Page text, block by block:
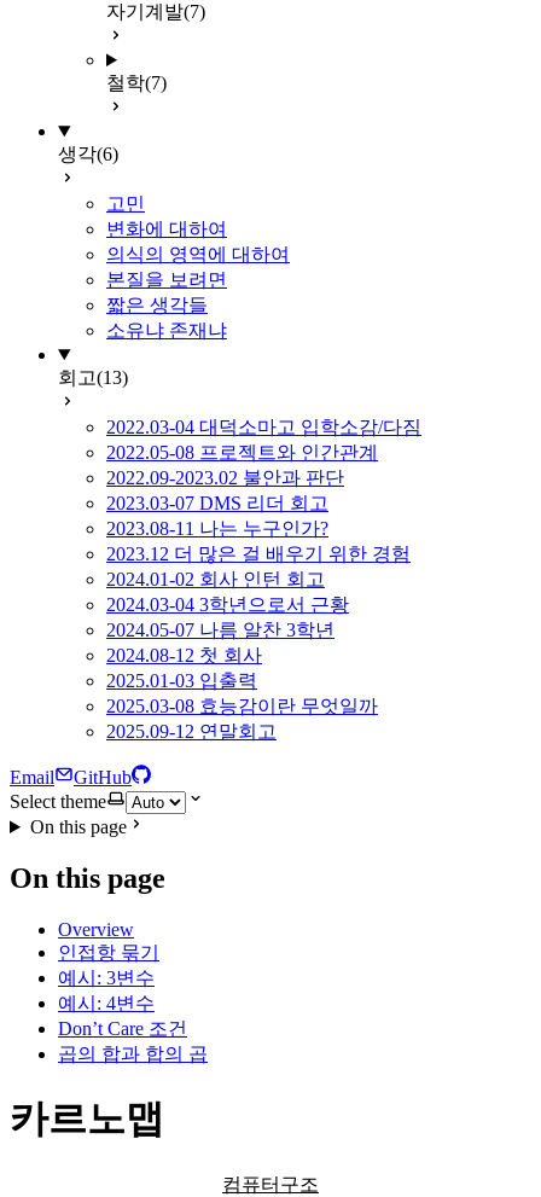
자기계발(7)
철학(7)
생각(6)
고민
변화에 대하여
의식의 영역에 대하여
본질을 보려면
짧은 생각들
소유냐 존재냐
회고(13)
2022.03-04 대덕소마고 입학소감/다짐
2022.05-08 프로젝트와 인간관계
2022.09-2023.02 불안과 판단
2023.03-07 DMS 리더 회고
2023.08-11 나는 누구인가?
2023.12 더 많은 걸 배우기 위한 경험
2024.01-02 회사 인턴 회고
2024.03-04 3학년으로서 근황
2024.05-07 나름 알찬 3학년
2024.08-12 첫 회사
2025.01-03 입출력
2025.03-08 효능감이란 무엇일까
2025.09-12 연말회고
Email
GitHub
Select theme
On this page
On this page
Overview
인접항 묶기
예시: 3변수
예시: 4변수
Don’t Care 조건
곱의 합과 합의 곱
카르노맵
컴퓨터구조